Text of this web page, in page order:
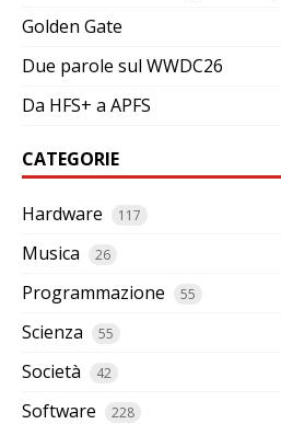
Golden Gate
Due parole sul WWDC26
Da HFS+ a APFS
CATEGORIE
Hardware 117
Musica 26
Programmazione 55
Scienza 55
Società 42
Software 228